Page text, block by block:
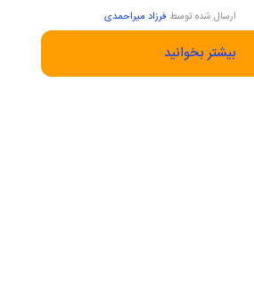
ارسال شده توسط فرزاد میراحمدی
بیشتر بخوانید